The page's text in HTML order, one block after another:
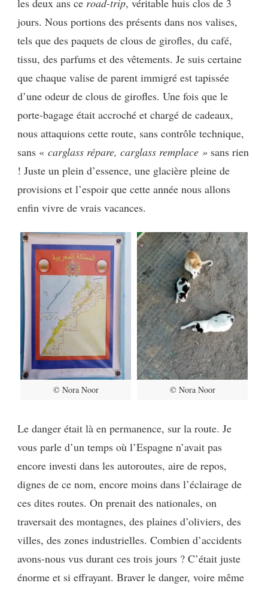
jours. Nous portions des présents dans nos valises,
tels que des paquets de clous de girofles, du café,
tissu, des parfums et des vêtements. Je suis certaine
que chaque valise de parent immigré est tapissée
d’une odeur de clous de girofles. Une fois que le
porte-bagage était accroché et chargé de cadeaux,
nous attaquions cette route, sans contrôle technique,
sans « carglass répare, carglass remplace » sans rien
! Juste un plein d’essence, une glacière pleine de
provisions et l’espoir que cette année nous allons
enfin vivre de vrais vacances.
© Nora Noor © Nora Noor
Le danger était là en permanence, sur la route. Je
vous parle d’un temps où l’Espagne n’avait pas
encore investi dans les autoroutes, aire de repos,
dignes de ce nom, encore moins dans l’éclairage de
ces dites routes. On prenait des nationales, on
traversait des montagnes, des plaines d’oliviers, des
villes, des zones industrielles. Combien d’accidents
avons-nous vus durant ces trois jours ? C’était juste
énorme et si effrayant. Braver le danger, voire même